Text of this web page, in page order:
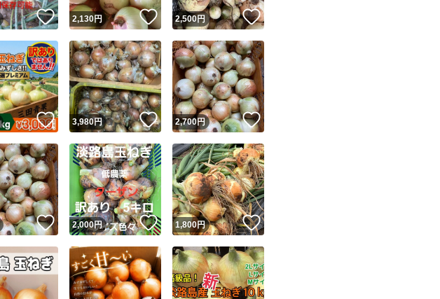
ユーザーの実績について
Yahoo!フリマが定めた一定の基準を満たしたユーザーにバッジを付与しています
安心取引出品者
安心取引出品者 Yahoo!フリマの基準をクリアした安心・安全なユーザーです
取引実績
取引実績◯+ このユーザーはYahoo!フリマの取引を完了させた実績があります
他フリマ実績◯+ このユーザーは他フリマサービスでの取引実績があります
スピード&安心発送
※このバッジは実績に基づく表示であり、発送を保証しているものではありません
このユーザーは高頻度で24時間以内＆設定した発送日数内に発送してい
この商品の情報をコピーします
商品画像の無断転載は禁止されています
コピーは1商品につき1回です
出品ページへ
キャンセル
いいね！
2,130円 いいね！
2,500円 いいね！
いいね！
3,980円 いいね！
2,700円 いいね！
いいね！
2,000円 いいね！
1,800円 いいね！